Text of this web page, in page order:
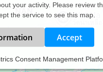
your activity. Please review
the service to see this map.
Accept
Consent Management
sowie